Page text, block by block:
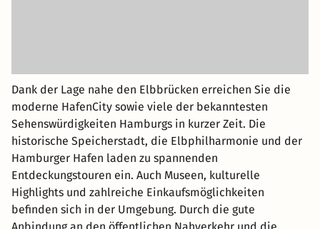
Dank der Lage nahe den Elbbrücken erreichen Sie die
moderne HafenCity sowie viele der bekanntesten
Sehenswürdigkeiten Hamburgs in kurzer Zeit. Die
historische Speicherstadt, die Elbphilharmonie und der
Hamburger Hafen laden zu spannenden
Entdeckungstouren ein. Auch Museen, kulturelle
Highlights und zahlreiche Einkaufsmöglichkeiten
befinden sich in der Umgebung. Durch die gute